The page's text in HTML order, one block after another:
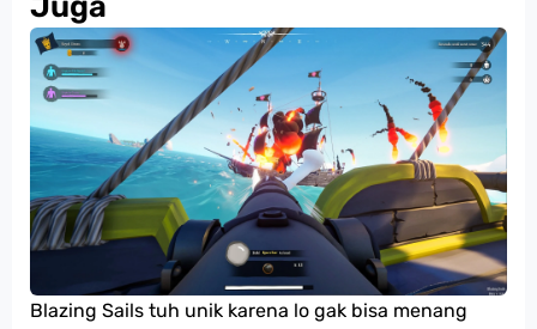
Blazing Sails tuh unik karena lo gak bisa menang